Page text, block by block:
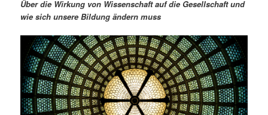
r
e
n
d
ä
r
n
a
a
t
i
o
Über die Wirkung von Wissenschaft auf die Gesellschaft und
wie sich unsere Bildung ändern muss